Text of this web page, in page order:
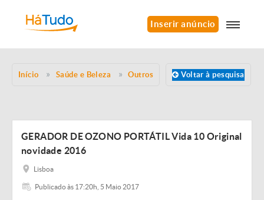
Inserir anúncio
Início Saúde e Beleza Outros Voltar à pesquisa
GERADOR DE OZONO PORTÁTIL Vida 10 Original
novidade 2016
Lisboa
Publicado às 17:20h, 5 Maio 2017